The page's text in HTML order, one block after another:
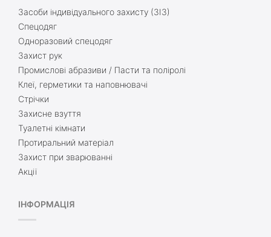
Засоби індивідуального захисту (ЗІЗ)
Спецодяг
Одноразовий спецодяг
Захист рук
Промислові абразиви / Пасти та поліролі
Клеї, герметики та наповнювачі
Стрічки
Захисне взуття
Туалетні кімнати
Протиральний матеріал
Захист при зварюванні
Акції
ІНФОРМАЦІЯ